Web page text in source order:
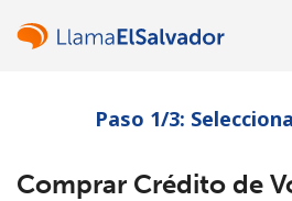
¿Ya tienes una cuenta?
Paso 1/3:
Comprar Crédito de